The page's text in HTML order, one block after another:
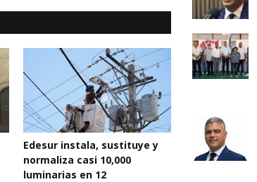
Edesur instala, sustituye y
normaliza casi 10,000
luminarias en 12